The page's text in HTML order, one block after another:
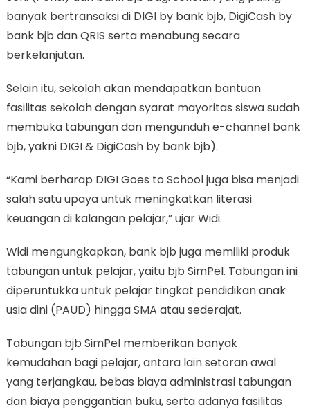
banyak bertransaksi di DIGI by bank bjb, DigiCash by
bank bjb dan QRIS serta menabung secara
berkelanjutan.
Selain itu, sekolah akan mendapatkan bantuan
fasilitas sekolah dengan syarat mayoritas siswa sudah
membuka tabungan dan mengunduh e-channel bank
bjb, yakni DIGI & DigiCash by bank bjb).
“Kami berharap DIGI Goes to School juga bisa menjadi
salah satu upaya untuk meningkatkan literasi
keuangan di kalangan pelajar,” ujar Widi.
Widi mengungkapkan, bank bjb juga memiliki produk
tabungan untuk pelajar, yaitu bjb SimPel. Tabungan ini
diperuntukka untuk pelajar tingkat pendidikan anak
usia dini (PAUD) hingga SMA atau sederajat.
Tabungan bjb SimPel memberikan banyak
kemudahan bagi pelajar, antara lain setoran awal
yang terjangkau, bebas biaya administrasi tabungan
dan biaya penggantian buku, serta adanya fasilitas